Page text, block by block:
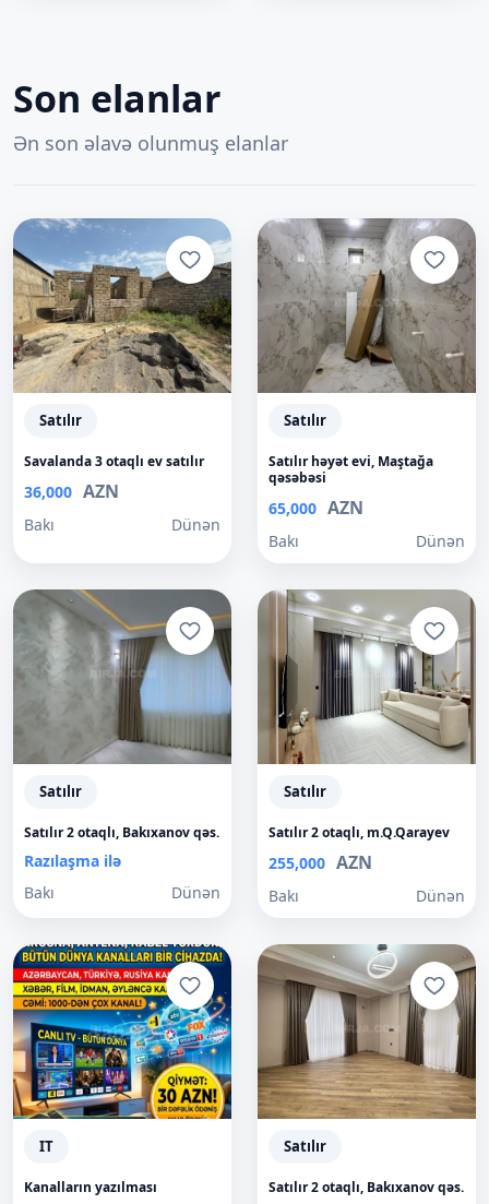
Son elanlar
Ən son əlavə olunmuş elanlar
Satılır
Savalanda 3 otaqlı ev satılır
36,000 AZN
Bakı Dünən
Satılır
Satılır həyət evi, Maştağa
qəsəbəsi
65,000 AZN
Bakı Dünən
Satılır
Satılır 2 otaqlı, Bakıxanov qəs.
Razılaşma ilə
Bakı
Dünən
Satılır
Satılır 2 otaqlı, m.Q.Qarayev
255,000 AZN
Bakı Dünən
IT
Kanalların yazılması
Satılır
Satılır 2 otaqlı, Bakıxanov qəs.